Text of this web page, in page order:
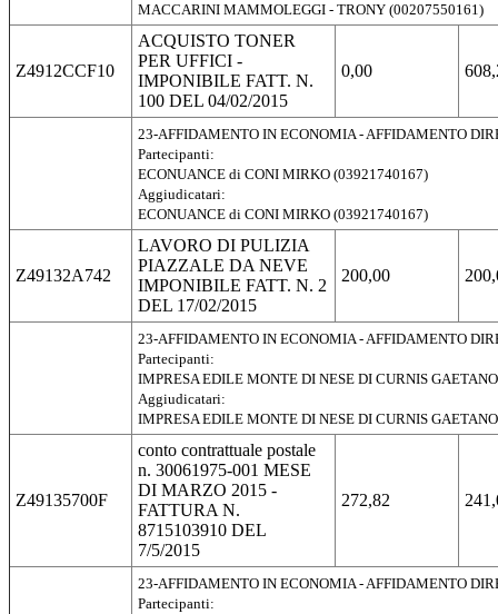
MACCARINI MAMMOLEGGI - TRONY (00207550161)
Z4912CCF10
ACQUISTO TONER
PER UFFICI -
IMPONIBILE FATT. N.
100 DEL 04/02/2015
0,00
23-AFFIDAMENTO IN ECONOMIA - AFFIDAMENTO
Partecipanti:
ECONUANCE di CONI MIRKO (03921740167)
Aggiudicatari:
ECONUANCE di CONI MIRKO (03921740167)
Z49132A742
LAVORO DI PULIZIA
PIAZZALE DA NEVE
IMPONIBILE FATT. N. 2
DEL 17/02/2015
200,00
23-AFFIDAMENTO IN ECONOMIA - AFFIDAMENTO
Partecipanti:
IMPRESA EDILE MONTE DI NESE DI CURNIS
Aggiudicatari:
IMPRESA EDILE MONTE DI NESE DI CURNIS
Z49135700F
conto contrattuale postale
n. 30061975-001 MESE
DI MARZO 2015 -
FATTURA N.
8715103910 DEL
7/5/2015
272,82
23-AFFIDAMENTO IN ECONOMIA - AFFIDAMENTO
Partecipanti: